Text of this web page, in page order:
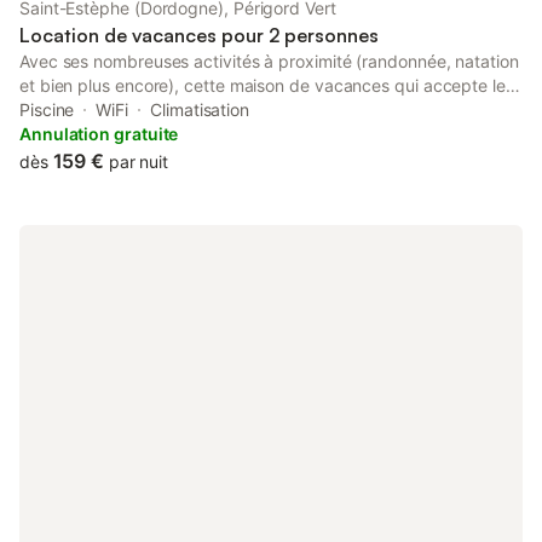
Saint-Estèphe (Dordogne), Périgord Vert
Location de vacances pour 2 personnes
Avec ses nombreuses activités à proximité (randonnée, natation
et bien plus encore), cette maison de vacances qui accepte les
animaux de compagnie a décidément tout pour vous plaire.
Profitez d'une balade de cinq minutes jusqu'à Parc naturel
régional du Périgord-Limousin, ou sautez en voiture et
Piscine WiFi
Climatisation
Annulation gratuite
dès 159 € par nuit